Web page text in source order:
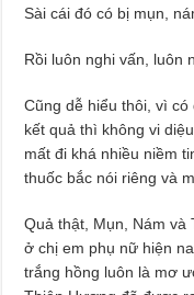
Sài cái đó có bị mụn,
Rồi luôn nghi vấn, luôn
Cũng dễ hiểu thôi, vì
kết quả thì không vi
mất đi khá nhiều niềm
thuốc bắc nói riêng và
Quả thật, Mụn, Nám và
ở chị em phụ nữ hiện
trắng hồng luôn là mơ